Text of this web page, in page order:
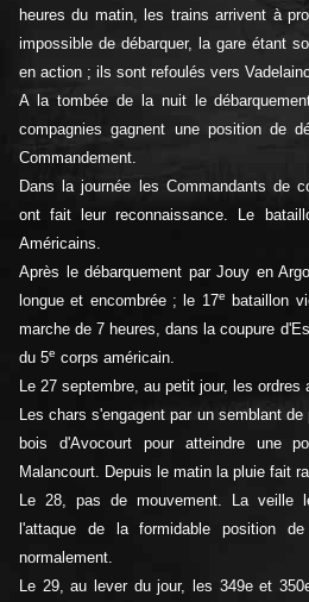
heures du matin, les trains arrivent à
impossible de débarquer, la gare étant
en action ; ils sont refoulés vers
A la tombée de la nuit le
compagnies gagnent une position de
Commandement.
Dans la journée les Commandants de
ont fait leur reconnaissance. Le
Américains.
Après le débarquement par Jouy en
longue et encombrée ; le 17e
bataillon
marche de 7 heures, dans la coupure
du 5e corps américain.
Le 27 septembre, au petit jour, les ordres
Les chars s'engagent par un semblant
bois d'Avocourt pour atteindre une
Malancourt. Depuis le matin la pluie fait
Le 28, pas de mouvement. La veille
l'attaque de la formidable position
normalement.
Le 29, au lever du jour, les 349e et